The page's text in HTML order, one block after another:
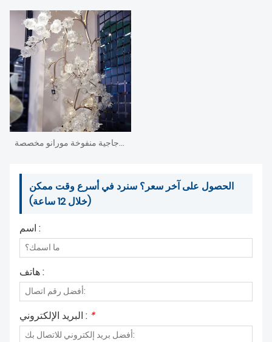
فنادق من فئة الخمس نجوم كبيرة أشجار فواكه زجاجية منفوخة مورانو مخصصة
الحصول على آخر سعر؟ سنرد في أسرع وقت ممكن
(خلال 12 ساعة)
اسم :
هاتف :
البريد الإلكتروني : *